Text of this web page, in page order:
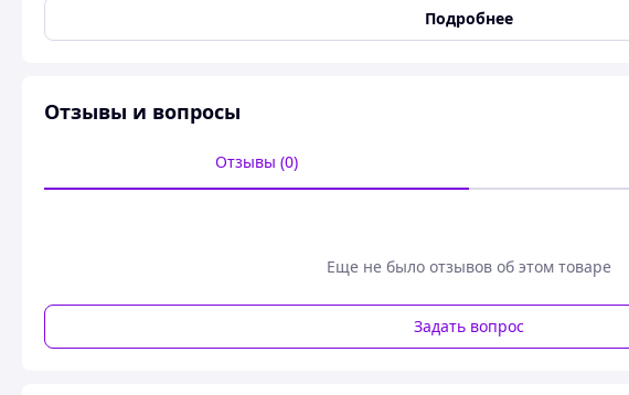
Комплектация
только бабочка
Расцветка
Страна-производитель
Подробнее
Отзывы и вопросы
Отзывы (0)
Еще не было отзывов об этом товаре
Задать вопрос